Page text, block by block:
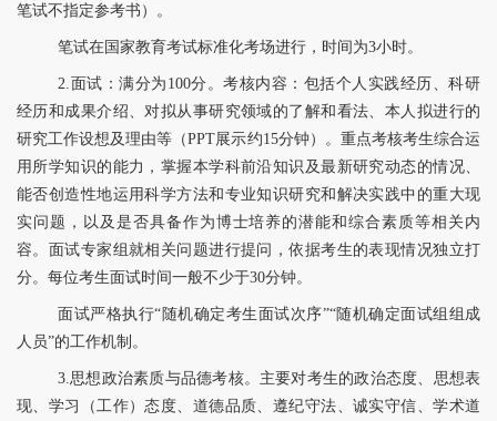
笔试不指定参考书） 。
笔试在国家教育考试标准化考场进行，时间为3小时。
2.面试：满分为100分。考核内容： 包括个人实践经历、科研
经历和成果介绍、对拟从事研究领域的了解和看法、本人拟进行的
研究工作设想及理由等 （PPT展示约15分钟）
。重点考核考生综合运
用所学知识的能力，掌握本学科前沿知识及最新研究动态的情况、
能否创造性地运用科学方法和专业知识研究和解决实践中的重大现
实问题，以及是否具备作为博士培养的潜能和综合素质等相关内
容。面试专家组就相关问题进行提问，依据考生的表现情况独立打
分。每位考生面试时间一般不少于30分钟。
面试严格执行“随机确定考生面试次序”“随机确定面试组组成
人员”的工作机制。
3.思想政治素质与品德考核。主要对考生的政治态度、思想表
现、学习（工作）态度、道德品质、遵纪守法、诚实守信、学术道